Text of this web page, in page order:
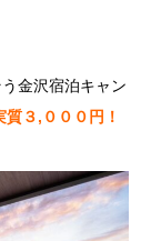
金沢宿泊キャン
３,０００円！